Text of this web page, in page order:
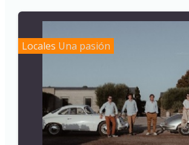
Locales Una pasión